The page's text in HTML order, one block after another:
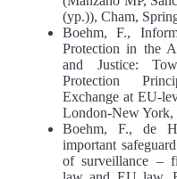
(ур.)), Cham,
Boehm, F.,
Protection in the
and Justice:
Protection
Exchange at EU-
London-New York,
Boehm, F., de
important
of surveillance –